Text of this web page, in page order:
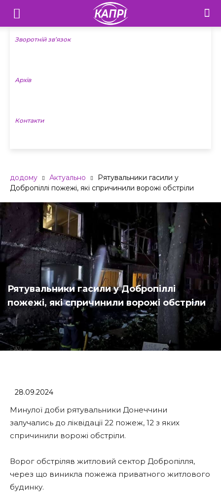
Телебачення
«Капрі»
Новини
Зворотній зв’язок
Архів
Контакти
додому Актуально
Рятувальники гасили у
Добропіллі пожежі, які спричинили ворожі обстріли
Рятувальники гасили у Добропіллі
пожежі, які спричинили ворожі обстріли
28.09.2024
Минулої доби рятувальники Донеччини
залучались до ліквідації 22 пожеж, 12 з яких
спричинили ворожі обстріли.
Ворог обстріляв житловий сектор Добропілля,
через що виникла пожежа приватного житлового
будинку.